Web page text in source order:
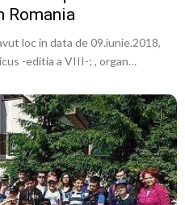
Romania
loc in data de 09.iunie.2018,
-editia a VIII-; , organ…